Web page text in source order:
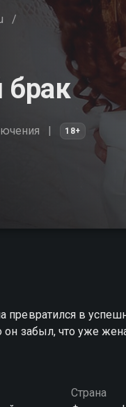
/
18+
превратился в
он забыл, что уже
Страна